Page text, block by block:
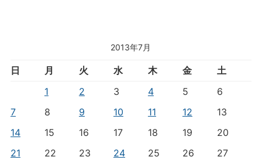
2013年7月
日 月 火 水 木 金
土
1
2 3 4 5
6
7
8 9 10 11 12
13
14
15 16 17 18 19
20
21
22 23 24 25 26
27